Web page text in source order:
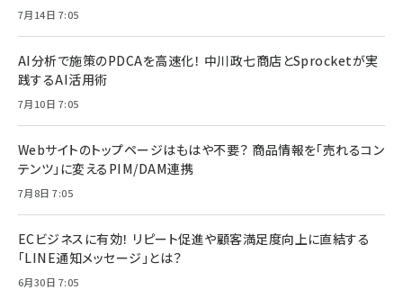
7月14日 7:05
AI分析で施策のPDCAを高速化！ 中川政七商店とSprocketが実
践するAI活用術
7月10日 7:05
Webサイトのトップページはもはや不要？ 商品情報を「売れるコン
テンツ」に変えるPIM/DAM連携
7月8日 7:05
ECビジネスに有効！ リピート促進や顧客満足度向上に直結する
「LINE通知メッセージ」とは？
6月30日 7:05